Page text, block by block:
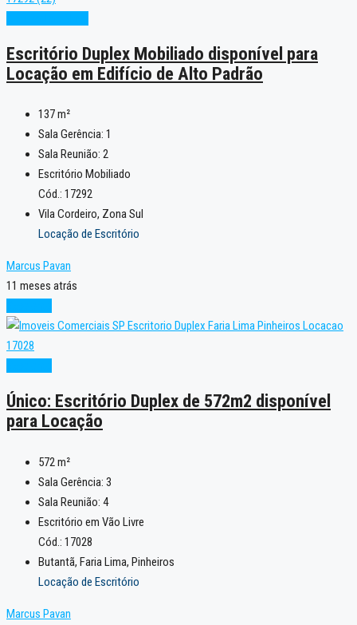
Escritório Duplex Mobiliado disponível para
Locação em Edifício de Alto Padrão
137m²
Sala Gerência: 1
Sala Reunião: 2
Escritório Mobiliado
Cód.: 17292
Vila Cordeiro, Zona Sul
Locação de Escritório
Marcus Pavan
11 meses atrás
Único: Escritório Duplex de 572m2 disponível
para Locação
572 m²
Sala Gerência: 3
Sala Reunião: 4
Escritório em Vão Livre
Cód.: 17028
Butantã, Faria Lima, Pinheiros
Locação de Escritório
Marcus Pavan